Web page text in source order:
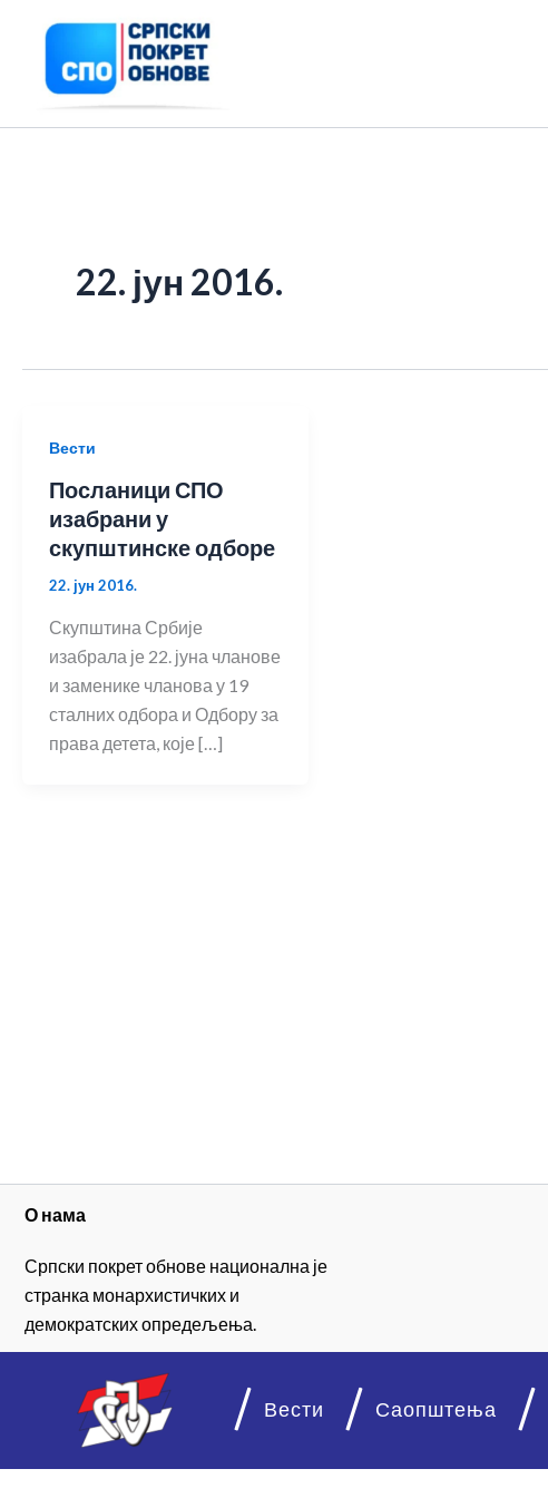
садржај
Вести Саопштења
22. јун 2016.
Вести
Посланици СПО
изабрани у
скупштинске одборе
22. јун 2016.
Скупштина Србије
изабрала је 22. јуна чланове
и заменике чланова у 19
сталних одбора и Одбору за
права детета, које […]
О нама
Српски покрет обнове национална је
странка монархистичких и
демократских опредељења.